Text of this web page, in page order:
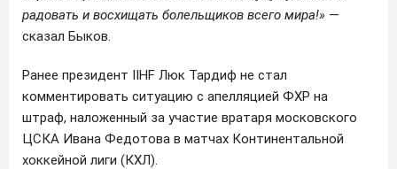
радовать и восхищать болельщиков всего мира!» —
сказал Быков.
Ранее президент IIHF Люк Тардиф не стал
комментировать ситуацию с апелляцией ФХР на
штраф, наложенный за участие вратаря московского
ЦСКА Ивана Федотова в матчах Континентальной
хоккейной лиги (КХЛ).